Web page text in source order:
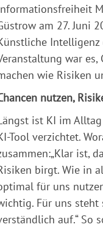
am 27. Juni
war
wie Risiken
nutzen,
ist KI im
Tool verzichtet.
ist,
birgt. Wie in
für uns
Für uns
auf.“ So